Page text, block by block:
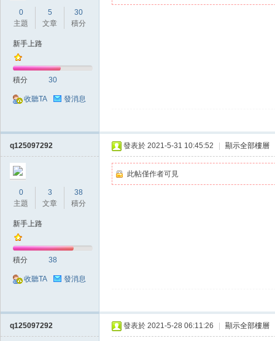
掛,
0
主題
5
文章
30
積分
新手上路
積分 30
收聽TA 發消息
q125097292
0
主題
3
文章
38
積分
新手上路
積分 38
收聽TA 發消息
發表於 2021-5-31 10:45:52 顯示全部樓層
此帖僅作者可見
q125097292 發表於 2021-5-28 06:11:26 顯示全部樓層